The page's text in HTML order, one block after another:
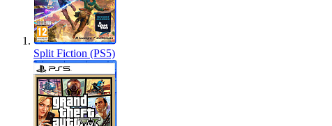
Split Fiction (PS5)